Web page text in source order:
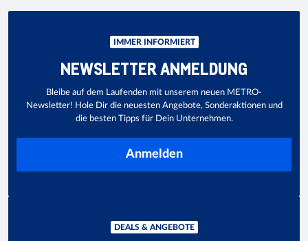
IMMER INFORMIERT
NEWSLETTER ANMELDUNG
Bleibe auf dem Laufenden mit unserem neuen METRO-
Newsletter! Hole Dir die neuesten Angebote, Sonderaktionen und
die besten Tipps für Dein Unternehmen.
Anmelden
DEALS & ANGEBOTE